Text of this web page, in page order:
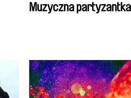
Muzyczna partyzantka